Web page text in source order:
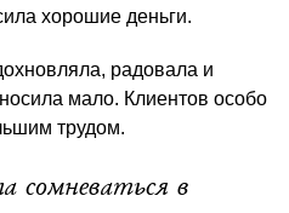
хорошие деньги.
радовала и
мало. Клиентов особо
трудом.
сомневаться в